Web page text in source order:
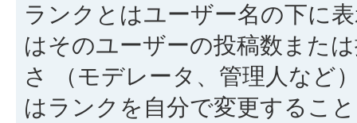
ランクとはユーザー名の下に
はそのユーザーの投稿数また
さ （モデレータ、管理人など
はランクを自分で変更するこ